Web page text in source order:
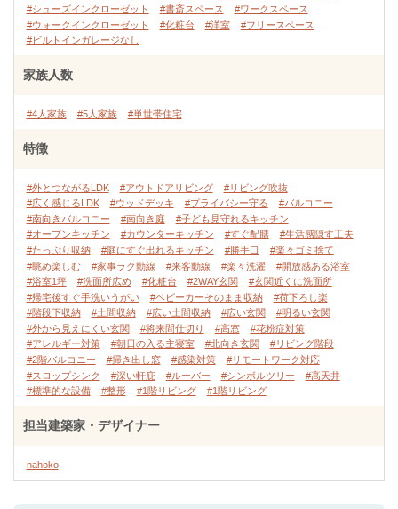
#シューズインクローゼット
#書斎スペース
#ワークスペース
#ウォークインクローゼット
#化粧台 #洋室
#フリースペース
#ビルトインガレージなし
家族人数
#4人家族 #5人家族 #単世帯住宅
特徴
#外とつながるLDK #アウトドアリビング
#リビング吹抜
#広く感じるLDK
#ウッドデッキ #プライバシー守る
#バルコニー
#南向きバルコニー
#南向き庭
#子ども見守れるキッチン
#オープンキッチン
#カウンターキッチン #すぐ配膳
#生活感隠す工夫
#たっぷり収納
#庭にすぐ出れるキッチン #勝手口
#楽々ゴミ捨て
#眺め楽しむ
#家事ラク動線 #来客動線 #楽々洗濯
#開放感ある浴室
#浴室1坪
#洗面所広め #化粧台 #2WAY玄関
#玄関近くに洗面所
#帰宅後すぐ手洗いうがい
#ベビーカーそのまま収納
#荷下ろし楽
#階段下収納
#土間収納 #広い土間収納 #広い玄関
#明るい玄関
#外から見えにくい玄関
#将来間仕切り #高窓
#花粉症対策
#アレルギー対策
#朝日の入る主寝室 #北向き玄関
#リビング階段
#2階バルコニー
#掃き出し窓 #感染対策
#リモートワーク対応
#スロップシンク
#深い軒庇 #ルーバー #シンボルツリー
#高天井
#標準的な設備
#整形 #1階リビング #1階リビング
担当建築家・デザイナー
nahoko